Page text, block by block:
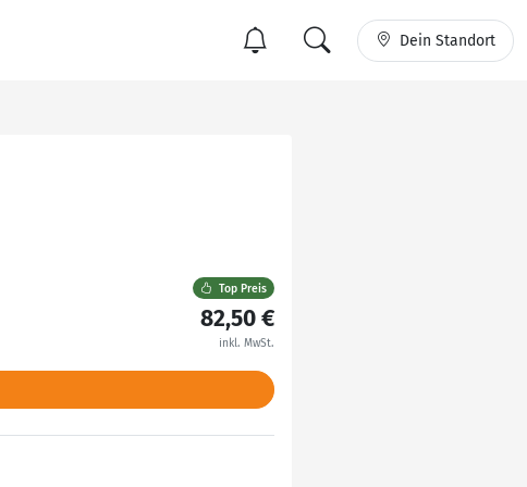
Dein Standort
Top Preis
82,50 €
inkl. MwSt.